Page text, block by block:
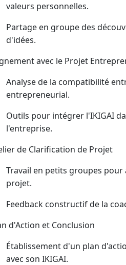
valeurs personnelles.
Partage en groupe des
d'idées.
avec le Projet
Analyse de la compatibilité
entrepreneurial.
Outils pour intégrer l'IKIGAI
l'entreprise.
de Clarification de Projet
Travail en petits groupes
projet.
Feedback constructif de la
d'Action et Conclusion
Établissement d'un plan
avec son IKIGAI.